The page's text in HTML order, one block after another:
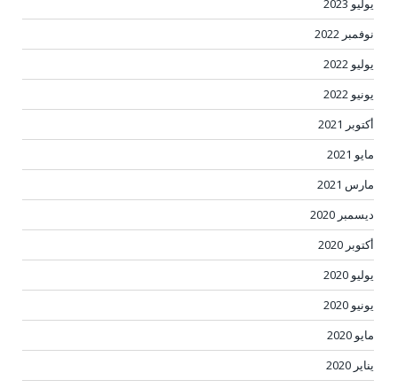
يوليو 2023
نوفمبر 2022
يوليو 2022
يونيو 2022
أكتوبر 2021
مايو 2021
مارس 2021
ديسمبر 2020
أكتوبر 2020
يوليو 2020
يونيو 2020
مايو 2020
يناير 2020